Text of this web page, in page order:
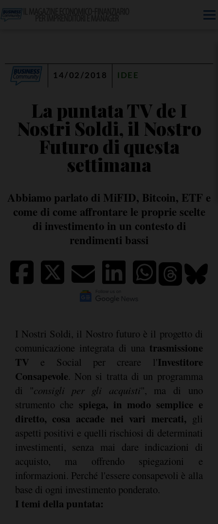
14/02/2018 IDEE
La puntata TV de I
Nostri Soldi, il Nostro
Futuro di questa
settimana
Abbiamo parlato di MiFID, Bitcoin, ETF e
come di come affrontare le proprie scelte
di investimento in un contesto di
rendimenti bassi
I Nostri Soldi, il Nostro futuro è il progetto di
comunicazione integrata di una trasmissione
TV e Social per creare l'Investitore
Consapevole. Non si tratta di un programma
di "consigli per gli acquisti", ma di uno
strumento che spiega, in modo semplice e
diretto, cosa accade nei vari mercati, gli
aspetti positivi e quelli rischiosi di determinati
investimenti, senza mai dare indicazioni di
acquisto, ma offrendo spiegazioni e
informazioni. Perché l'essere consapevoli è alla
base di ogni investimento ponderato.
I temi della puntata: